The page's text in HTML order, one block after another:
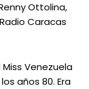
Ottolina,
Caracas
Venezuela
años 80. Era